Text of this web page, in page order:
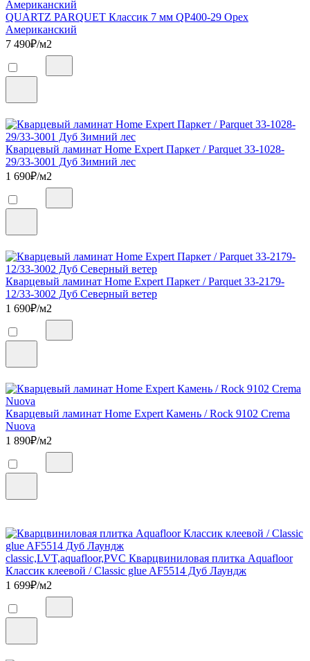
QUARTZ PARQUET Классик 7 мм QP400-29 Орех
Американский
7 490₽/м2
Кварцевый ламинат Home Expert Паркет / Parquet 33-1028-
29/33-3001 Дуб Зимний лес
1 690₽/м2
Кварцевый ламинат Home Expert Паркет / Parquet 33-2179-
12/33-3002 Дуб Северный ветер
1 690₽/м2
Кварцевый ламинат Home Expert Камень / Rock 9102 Crema
Nuova
1 890₽/м2
classic,LVT,aquafloor,PVC Кварцвиниловая плитка Aquafloor
Классик клеевой / Classic glue AF5514 Дуб Лаундж
1 699₽/м2